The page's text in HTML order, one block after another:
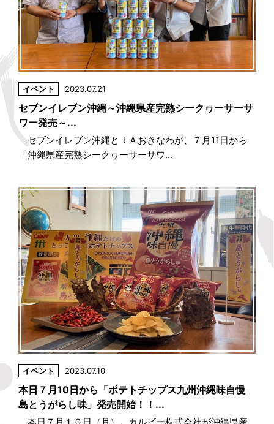
イベント 2023.07.21
セブンイレブン沖縄～沖縄県産完熟シークヮーサーサ
ワー発売～...
セブンイレブン沖縄とＪＡおきなわが、７月11日から
「沖縄県産完熟シークヮーサーサワ...
イベント 2023.07.10
本日７月10日から「ポテトチップス九州沖縄味自慢
島とうがらし味」発売開始！！...